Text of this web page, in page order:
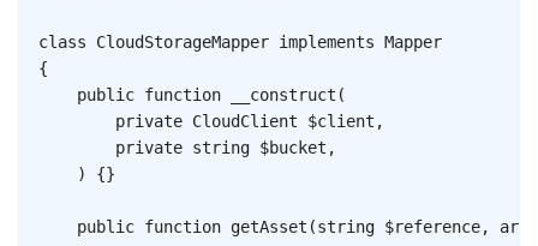
class CloudStorageMapper implements Mapper
{
public function __construct (
private CloudClient $client ,
private string $bucket ,
)
{}
public function getAsset (string $reference,